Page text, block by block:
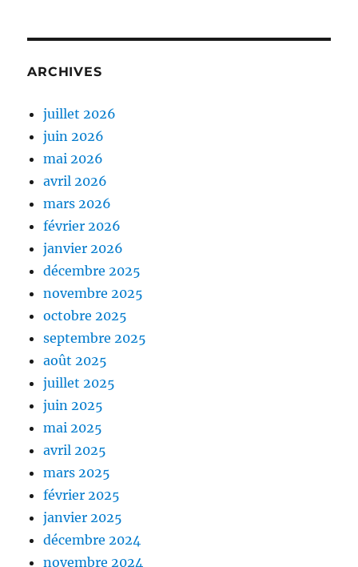
ARCHIVES
juillet 2026
juin 2026
mai 2026
avril 2026
mars 2026
février 2026
janvier 2026
décembre 2025
novembre 2025
octobre 2025
septembre 2025
août 2025
juillet 2025
juin 2025
mai 2025
avril 2025
mars 2025
février 2025
janvier 2025
décembre 2024
novembre 2024